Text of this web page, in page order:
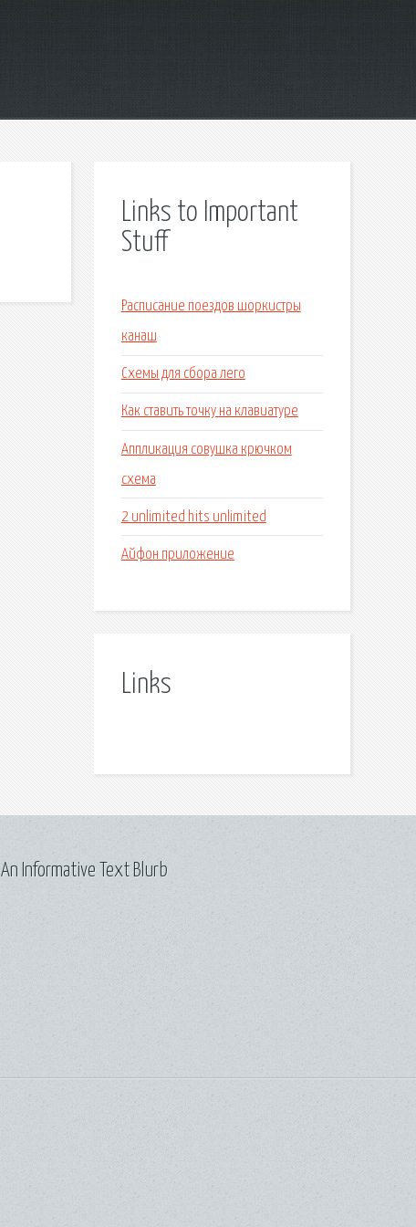
Links to Important
Stuff
Расписание поездов шоркистры
канаш
Схемы для сбора лего
Как ставить точку на клавиатуре
Аппликация совушка крючком
схема
2 unlimited hits unlimited
Айфон приложение
Links
An Informative Text Blurb